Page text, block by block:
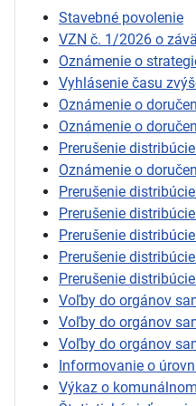
Stavebné povolenie
VZN č. 1/2026 o
Oznámenie o
Vyhlásenie času
Oznámenie o
Oznámenie o
Prerušenie
Oznámenie o
Prerušenie
Prerušenie
Prerušenie
Prerušenie
Prerušenie
Voľby do orgánov
Voľby do orgánov
Voľby do orgánov
Informovanie o
Výkaz o